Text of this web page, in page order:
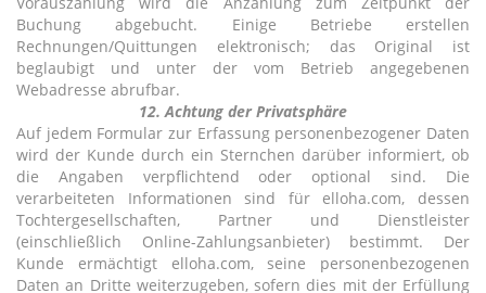
Buchung abgebucht. Einige Betriebe erstellen
Rechnungen/Quittungen elektronisch; das Original ist
beglaubigt und unter der vom Betrieb angegebenen
Webadresse abrufbar.
12. Achtung der Privatsphäre
Auf jedem Formular zur Erfassung personenbezogener Daten
wird der Kunde durch ein Sternchen darüber informiert, ob
die Angaben verpflichtend oder optional sind. Die
verarbeiteten Informationen sind für elloha.com, dessen
Tochtergesellschaften, Partner und Dienstleister
(einschließlich Online-Zahlungsanbieter) bestimmt. Der
Kunde ermächtigt elloha.com, seine personenbezogenen
Daten an Dritte weiterzugeben, sofern dies mit der Erfüllung